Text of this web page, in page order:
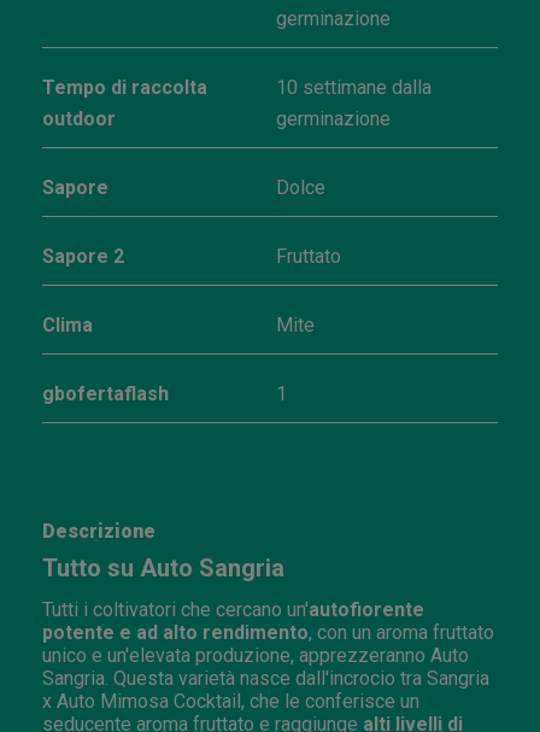
germinazione
Tempo di raccolta
outdoor
10 settimane dalla
germinazione
Sapore Dolce
Sapore 2 Fruttato
Clima Mite
gbofertaflash 1
Descrizione
Tutto su Auto Sangria
Tutti i coltivatori che cercano un'autofiorente
potente e ad alto rendimento, con un aroma fruttato
unico e un'elevata produzione, apprezzeranno Auto
Sangria. Questa varietà nasce dall'incrocio tra Sangria
x Auto Mimosa Cocktail, che le conferisce un
seducente aroma fruttato e raggiunge alti livelli di